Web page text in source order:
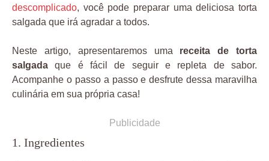
descomplicado, você pode preparar uma deliciosa torta
salgada que irá agradar a todos.
Neste artigo, apresentaremos uma receita de torta
salgada que é fácil de seguir e repleta de sabor.
Acompanhe o passo a passo e desfrute dessa maravilha
culinária em sua própria casa!
Publicidade
1. Ingredientes